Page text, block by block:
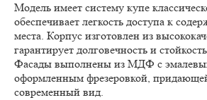
Модель имеет систему купе
обеспечивает легкость доступа к
места. Корпус изготовлен из
гарантирует долговечность и
Фасады выполнены из МДФ с
оформленным фрезеровкой,
современный вид.